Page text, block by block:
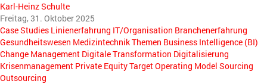
Karl-Heinz Schulte
Freitag, 31. Oktober 2025
Case Studies Linienerfahrung IT/Organisation Branchenerfahrung
Gesundheitswesen MedizintechnikThemen Business Intelligence (BI)
Change Management Digitale Transformation Digitalisierung
Krisenmanagement Private EquityTarget Operating Model Sourcing
Outsourcing